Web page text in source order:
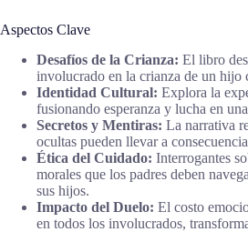
Aspectos Clave
Desafíos de la Crianza: El libro
involucrado en la crianza de un hijo
Identidad Cultural: Explora la
fusionando esperanza y lucha en
Secretos y Mentiras: La narrativa
ocultas pueden llevar a
Ética del Cuidado: Interrogantes
morales que los padres deben
sus hijos.
Impacto del Duelo: El costo
en todos los involucrados,